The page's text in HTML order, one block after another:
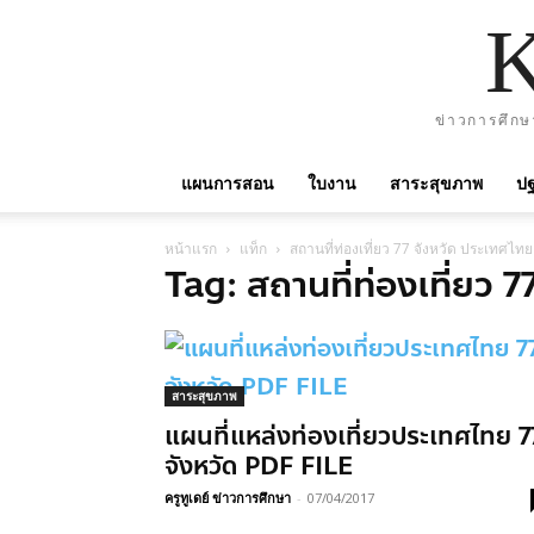
ข่าวการศึก
แผนการสอน ใบงาน สาระสุขภาพ ป
หน้าแรก แท็ก สถานที่ท่องเที่ยว 77 จังหวัด ประเทศไทย
Tag: สถานที่ท่องเที่ยว
สาระสุขภาพ
แผนที่แหล่งท่องเที่ยวประเทศไทย
จังหวัด PDF FILE
ครูทูเดย์ ข่าวการศึกษา - 07/04/2017